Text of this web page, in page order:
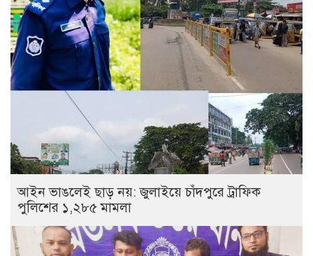
আইন ভাঙলেই ছাড় নয়: জুলাইয়ে চাঁদপুরে ট্রাফিক
পুলিশের ১,২৮৫ মামলা